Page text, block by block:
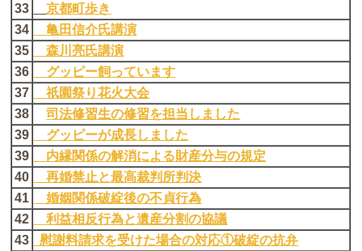
33
京都町歩き
34
亀田信介氏講演
35
森川亮氏講演
36
グッピー飼っています
37
祇園祭り花火大会
38
司法修習生の修習を担当しました
39
グッピーが成長しました
39
内縁関係の解消による財産分与の規定
40
再婚禁止と最高裁判所判決
41
婚姻関係破綻後の不貞行為
42
利益相反行為と遺産分割の協議
43
慰謝料請求を受けた場合の対応①破綻の抗弁